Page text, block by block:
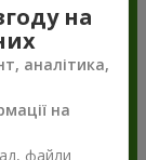
на
аналітика,
на
файли